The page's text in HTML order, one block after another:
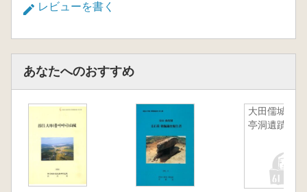
レビューを書く
あなたへのおすすめ
大田儒城柯
亭洞遺蹟